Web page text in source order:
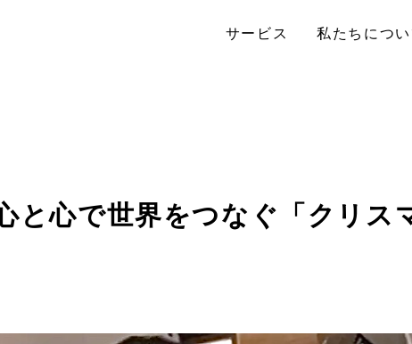
サービス 私たちにつ
と心で世界をつなぐ「クリス